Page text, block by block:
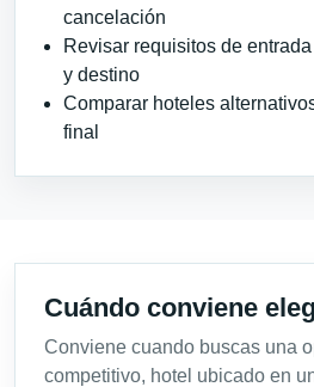
cancelación
Revisar requisitos de
y destino
Comparar hoteles
final
Cuándo conviene
Conviene cuando buscas una
competitivo, hotel ubicado en